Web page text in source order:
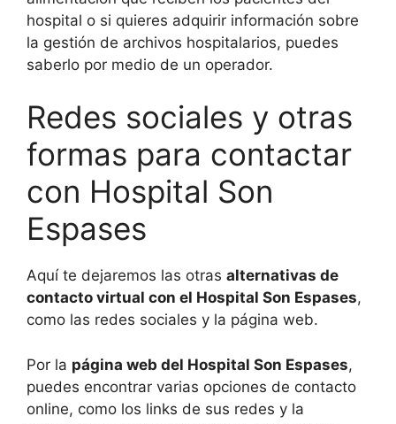
hospital o si quieres adquirir información sobre
la gestión de archivos hospitalarios, puedes
saberlo por medio de un operador.
Redes sociales y otras
formas para contactar
con Hospital Son
Espases
Aquí te dejaremos las otras alternativas de
contacto virtual con el Hospital Son Espases,
como las redes sociales y la página web.
Por la página web del Hospital Son Espases,
puedes encontrar varias opciones de contacto
online, como los links de sus redes y la